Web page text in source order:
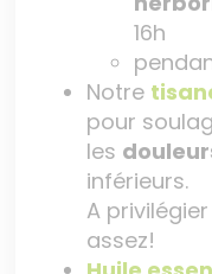
16h
Notre
pour
les
inférieurs.
A
assez!